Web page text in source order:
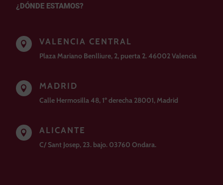
¿DÓNDE ESTAMOS?
 VALENCIA CENTRAL
Plaza Mariano Benlliure, 2, puerta 2. 46002 Valencia
 MADRID
Calle Hermosilla 48, 1º derecha 28001, Madrid
 ALICANTE
C/ Sant Josep, 23. bajo. 03760 Ondara.